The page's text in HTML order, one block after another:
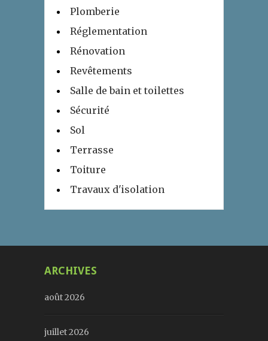
Plomberie
Réglementation
Rénovation
Revêtements
Salle de bain et toilettes
Sécurité
Sol
Terrasse
Toiture
Travaux d'isolation
ARCHIVES
août 2026
juillet 2026